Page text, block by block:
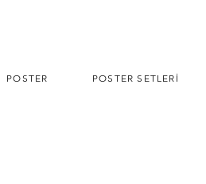
POSTER POSTER SETLERİ